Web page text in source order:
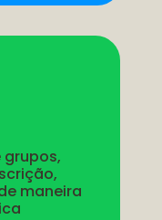
maneira